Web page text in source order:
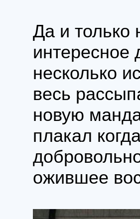
Да и только
интересное
несколько
весь
новую
плакал
ожившее